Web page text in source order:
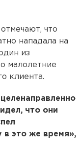
что
нападала на
из
малолетние
клиента.
что они
в это же время»,